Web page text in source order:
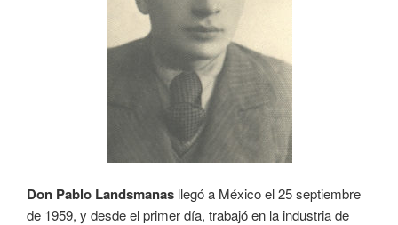
Don Pablo Landsmanas llegó a México el 25 septiembre
de 1959, y desde el primer día, trabajó en la industria de